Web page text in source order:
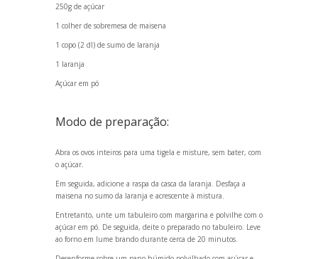
250g de açúcar
1 colher de sobremesa de maisena
1 copo (2 dl) de sumo de laranja
1 laranja
Açúcar em pó
Modo de preparação:
Abra os ovos inteiros para uma tigela e misture, sem bater, com
o açúcar.
Em seguida, adicione a raspa da casca da laranja. Desfaça a
maisena no sumo da laranja e acrescente à mistura.
Entretanto, unte um tabuleiro com margarina e polvilhe com o
açúcar em pó. De seguida, deite o preparado no tabuleiro. Leve
ao forno em lume brando durante cerca de 20 minutos.